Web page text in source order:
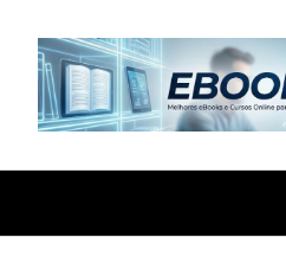
para
conteúdo